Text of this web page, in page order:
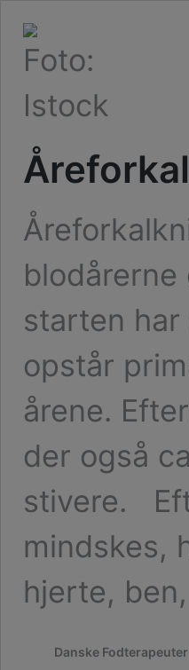
blodårerne
starten
opstår
årene.
der også
stivere.
mindskes,
hjerte,
Danske Fodterapeuter